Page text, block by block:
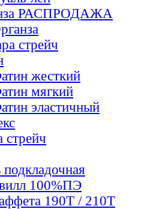
РАСПРОДАЖА
стрейч
жесткий
мягкий
элаcтичный
стрейч
подкладочная
100%ПЭ
190Т / 210Т